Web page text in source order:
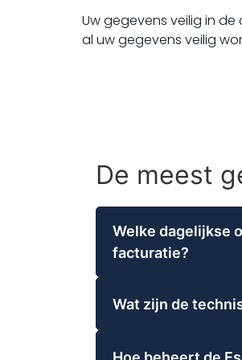
Uw gegevens veilig in
al uw gegevens veilig
De meest
Welke dagelijkse
facturatie?
de wacht zetten.
mogelijkheden. Dit
Wat zijn de